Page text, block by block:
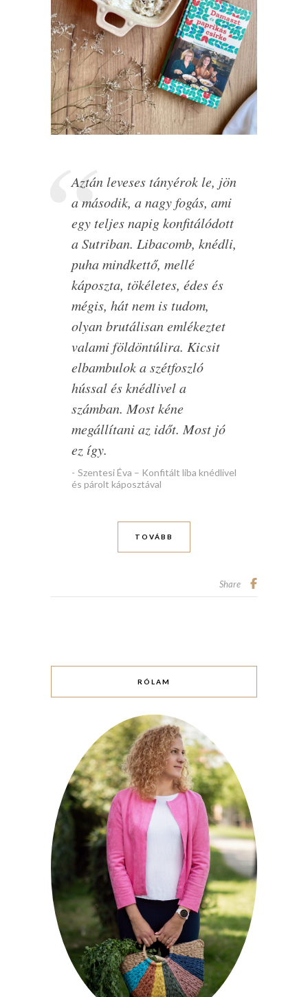
Aztán leveses tányérok le, jön
a második, a nagy fogás, ami
egy teljes napig konfitálódott
a Sutriban. Libacomb, knédli,
puha mindkettő, mellé
káposzta, tökéletes, édes és
mégis, hát nem is tudom,
olyan brutálisan emlékeztet
valami földöntúlira. Kicsit
elbambulok a szétfoszló
hússal és knédlivel a
számban. Most kéne
megállítani az időt. Most jó
ez így.
Szentesi Éva – Konfitált liba knédlivel
és párolt káposztával
TOVÁBB
Share
RÓLAM